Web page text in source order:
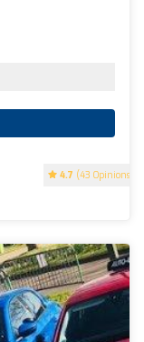
4.7 (43 Opinions)